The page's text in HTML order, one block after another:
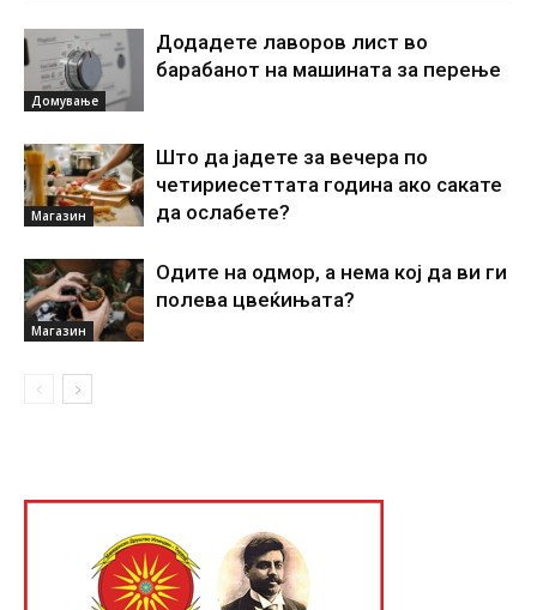
Домување
Додадете лаворов лист во
барабанот на машината за перење
Магазин
Што да јадете за вечера по
четириесеттата година ако сакате
да ослабете?
Магазин
Одите на одмор, а нема кој да ви ги
полева цвеќињата?